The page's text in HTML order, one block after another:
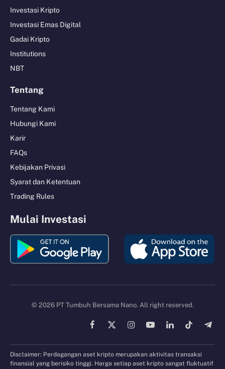
Investasi Kripto
Investasi Emas Digital
Gadai Kripto
Institutions
NBT
Tentang
Tentang Kami
Hubungi Kami
Karir
FAQs
Kebijakan Privasi
Syarat dan Ketentuan
Trading Rules
Mulai Investasi
© 2026 PT Tumbuh Bersama Nano. All right reserved.
Facebook
X
InstagramYouTubeLinkedInTikTok
Disclaimer: Perdagangan aset kripto merupakan aktivitas transaksi
finansial yang berisiko tinggi. Harga setiap aset kripto sangat fluktuatif